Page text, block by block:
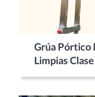
Grúa Pórtico
Limpias